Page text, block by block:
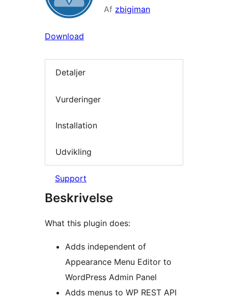
Af zbigiman
Download
Detaljer
Vurderinger
Installation
Udvikling
Support
Beskrivelse
What this plugin does:
Adds independent of
Appearance Menu Editor to
WordPress Admin Panel
Adds menus to WP REST API